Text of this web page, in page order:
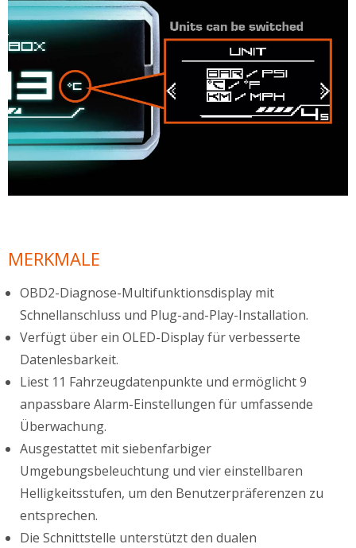
MERKMALE
OBD2-Diagnose-Multifunktionsdisplay mit
Schnellanschluss und Plug-and-Play-Installation.
Verfügt über ein OLED-Display für verbesserte
Datenlesbarkeit.
Liest 11 Fahrzeugdatenpunkte und ermöglicht 9
anpassbare Alarm-Einstellungen für umfassende
Überwachung.
Ausgestattet mit siebenfarbiger
Umgebungsbeleuchtung und vier einstellbaren
Helligkeitsstufen, um den Benutzerpräferenzen zu
entsprechen.
Die Schnittstelle unterstützt den dualen